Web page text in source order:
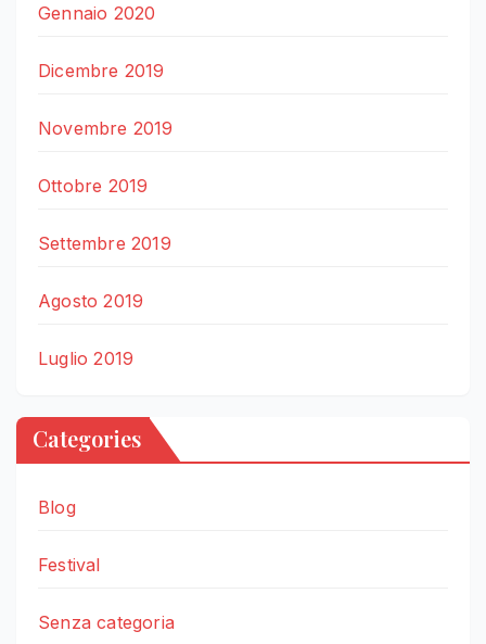
Gennaio 2020
Dicembre 2019
Novembre 2019
Ottobre 2019
Settembre 2019
Agosto 2019
Luglio 2019
Categories
Blog
Festival
Senza categoria